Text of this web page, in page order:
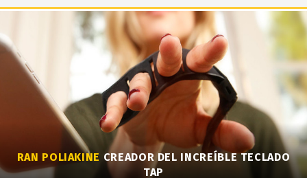
RAN POLIAKINE CREADOR DEL INCREÍBLE TECLADO
TAP